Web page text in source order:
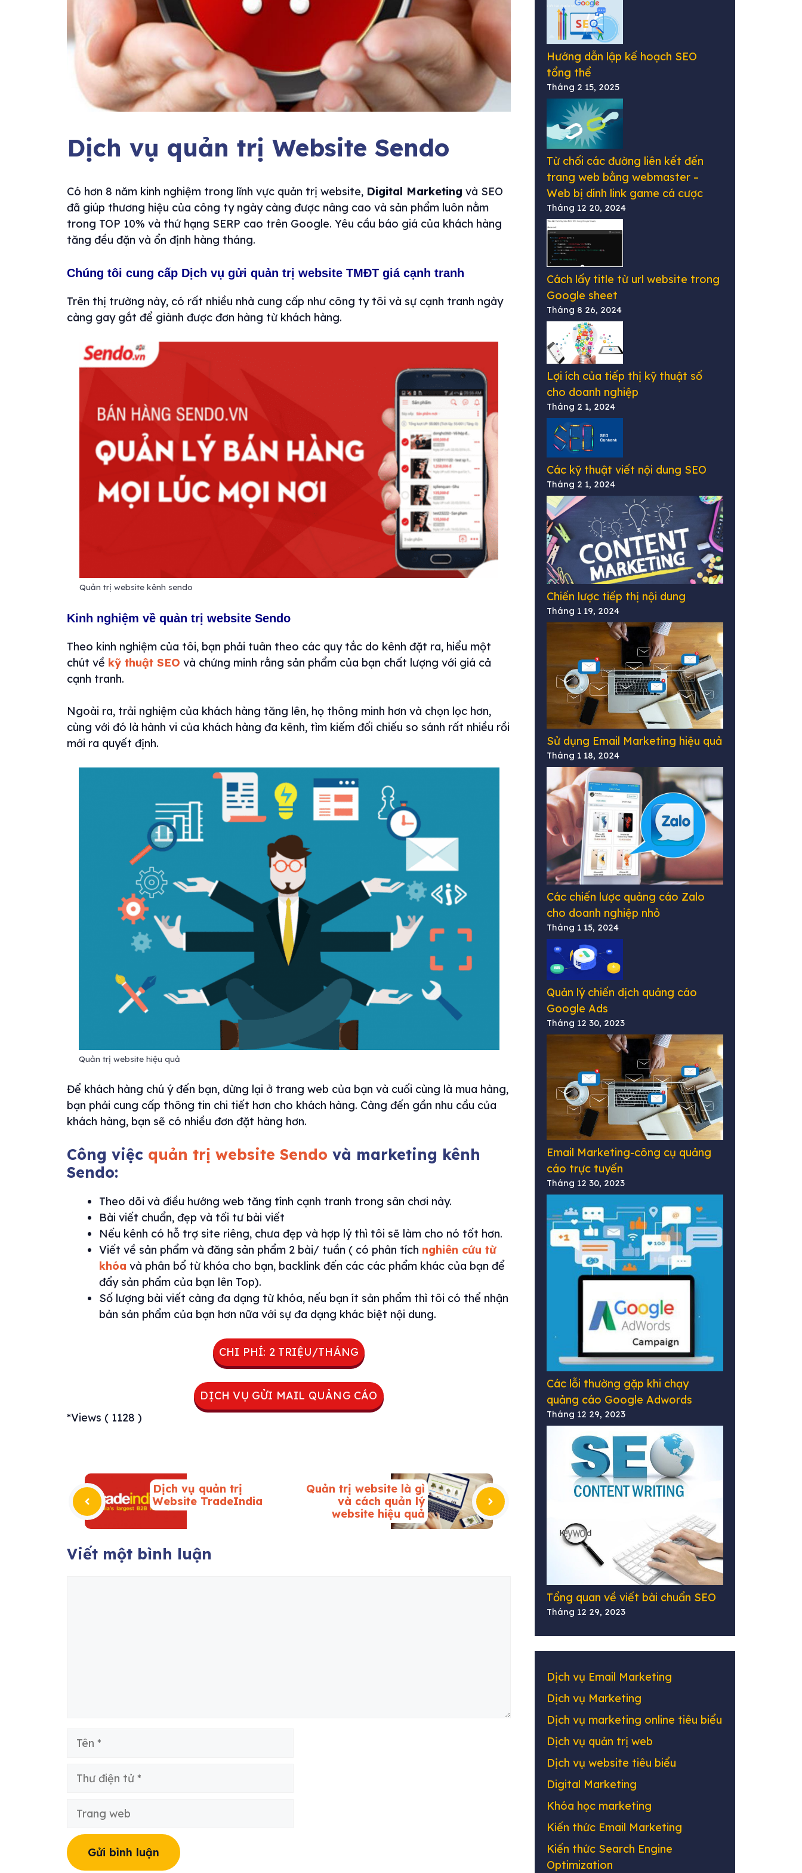
Dịch vụ quản trị Website Sendo
Có hơn 8 năm kinh nghiệm trong lĩnh vực quản trị website, Digital Marketing và SEO
đã giúp thương hiệu của công ty ngày càng được nâng cao và sản phẩm luôn nằm
trong TOP 10% và thứ hạng SERP cao trên Google. Yêu cầu báo giá của khách hàng
tăng đều đặn và ổn định hàng tháng.
Chúng tôi cung cấp Dịch vụ gửi quản trị website TMĐT giá cạnh tranh
Trên thị trường này, có rất nhiều nhà cung cấp như công ty tôi và sự cạnh tranh ngày
càng gay gắt để giành được đơn hàng từ khách hàng.
Quản trị website kênh sendo
Kinh nghiệm về quản trị website Sendo
Theo kinh nghiệm của tôi, bạn phải tuân theo các quy tắc do kênh đặt ra, hiểu một
chút về kỹ thuật SEO và chứng minh rằng sản phẩm của bạn chất lượng với giá cả
cạnh tranh.
Ngoài ra, trải nghiệm của khách hàng tăng lên, họ thông minh hơn và chọn lọc hơn,
cùng với đó là hành vi của khách hàng đa kênh, tìm kiếm đối chiếu so sánh rất nhiều rồi
mới ra quyết định.
Quản trị website hiệu quả
Để khách hàng chú ý đến bạn, dừng lại ở trang web của bạn và cuối cùng là mua hàng,
bạn phải cung cấp thông tin chi tiết hơn cho khách hàng. Càng đến gần nhu cầu của
khách hàng, bạn sẽ có nhiều đơn đặt hàng hơn.
Công việc quản trị website Sendo và marketing kênh
Sendo:
Theo dõi và điều hướng web tăng tính cạnh tranh trong sân chơi này.
Bài viết chuẩn, đẹp và tối tư bài viết
Nếu kênh có hỗ trợ site riêng, chưa đẹp và hợp lý thì tôi sẽ làm cho nó tốt hơn.
Viết về sản phẩm và đăng sản phẩm 2 bài/ tuần ( có phân tích nghiên cứu từ
khóa và phân bổ từ khóa cho bạn, backlink đến các các phẩm khác của bạn để
đẩy sản phẩm của bạn lên Top).
Số lượng bài viết càng đa dạng từ khóa, nếu bạn ít sản phẩm thì tôi có thể nhận
bản sản phẩm của bạn hơn nữa với sự đa dạng khác biệt nội dung.
CHI PHÍ: 2 TRIỆU/THÁNG
DỊCH VỤ GỬI MAIL QUẢNG CÁO
*Views ( 1128 )
Dịch vụ quản trị
Website TradeIndia
Quản trị website là gì
và cách quản lý
website hiệu quả
Viết một bình luận
Tên
Thư
Trang
Hướng dẫn lập kế hoạch SEO
tổng thể
Tháng 2 15, 2025
Từ chối các đường liên kết đến
trang web bằng webmaster –
Web bị dính link game cá cược
Tháng 12 20, 2024
Cách lấy title từ url website trong
Google sheet
Tháng 8 26, 2024
Lợi ích của tiếp thị kỹ thuật số
cho doanh nghiệp
Tháng 2 1, 2024
Các kỹ thuật viết nội dung SEO
Tháng 2 1, 2024
Chiến lược tiếp thị nội dung
Tháng 1 19, 2024
Sử dụng Email Marketing hiệu quả
Tháng 1 18, 2024
Các chiến lược quảng cáo Zalo
cho doanh nghiệp nhỏ
Tháng 1 15, 2024
Quản lý chiến dịch quảng cáo
Google Ads
Tháng 12 30, 2023
Email Marketing-công cụ quảng
cáo trực tuyến
Tháng 12 30, 2023
Các lỗi thường gặp khi chạy
quảng cáo Google Adwords
Tháng 12 29, 2023
Tổng quan về viết bài chuẩn SEO
Tháng 12 29, 2023
Dịch vụ Email Marketing
Dịch vụ Marketing
Dịch vụ marketing online tiêu biểu
Dịch vụ quản trị web
Dịch vụ website tiêu biểu
Digital Marketing
Khóa học marketing
Kiến thức Email Marketing
Kiến thức Search Engine
Optimization